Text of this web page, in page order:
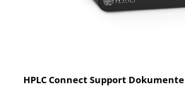
HPLC Connect Support Dokumente